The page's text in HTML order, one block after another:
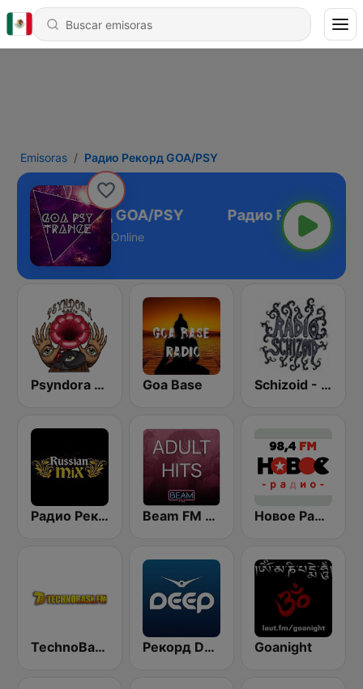
Emisoras Радио Рекорд GOA/PSY
Радио Рекорд GOA/PSY
Online
Psyndora Psytrance Goa Base Schizoid - Psychedelic Trance
Радио Рекорд Russian Mix (Radio Record Russian Mix) Beam FM - Adult Hits Новое Радио (New Radio, Novoe Radio)
TechnoBase.FM Рекорд Deep (Record Deep) Goanight